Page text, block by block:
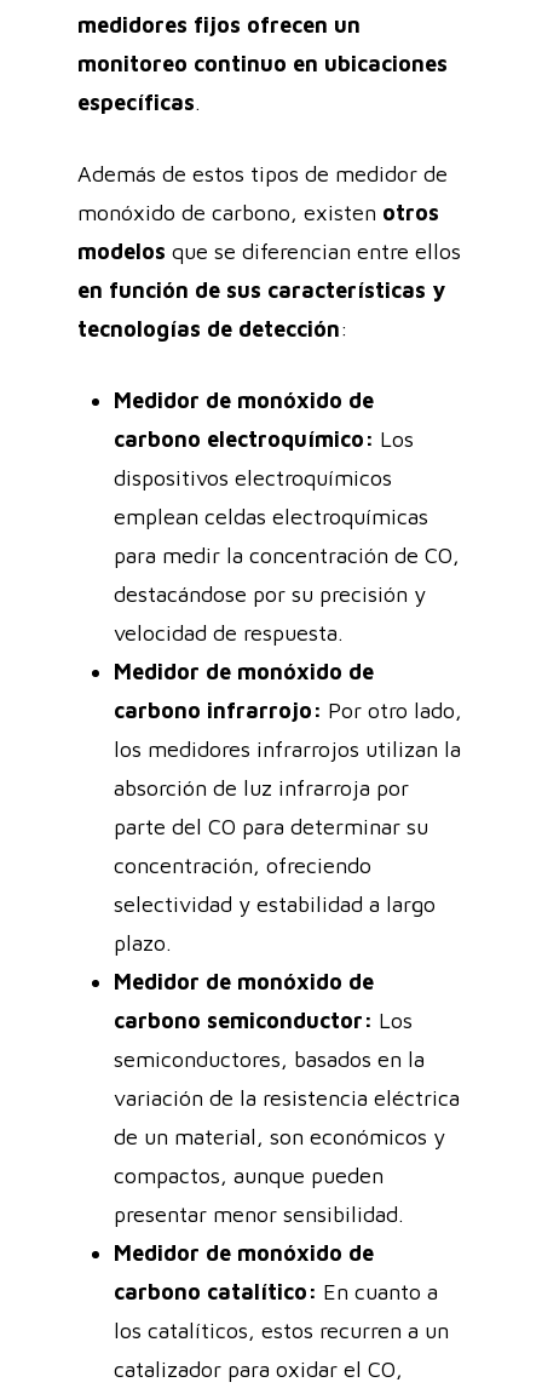
medidores fijos ofrecen un
monitoreo continuo en ubicaciones
específicas.
Además de estos tipos de medidor de
monóxido de carbono, existen otros
modelos que se diferencian entre ellos
en función de sus características y
tecnologías de detección:
Medidor de monóxido de
carbono electroquímico: Los
dispositivos electroquímicos
emplean celdas electroquímicas
para medir la concentración de CO,
destacándose por su precisión y
velocidad de respuesta.
Medidor de monóxido de
carbono infrarrojo: Por otro lado,
los medidores infrarrojos utilizan la
absorción de luz infrarroja por
parte del CO para determinar su
concentración, ofreciendo
selectividad y estabilidad a largo
plazo.
Medidor de monóxido de
carbono semiconductor: Los
semiconductores, basados en la
variación de la resistencia eléctrica
de un material, son económicos y
compactos, aunque pueden
presentar menor sensibilidad.
Medidor de monóxido de
carbono catalítico: En cuanto a
los catalíticos, estos recurren a un
catalizador para oxidar el CO,